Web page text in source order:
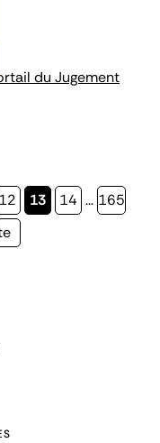
du Jugement
Page
12
Page
13 Page
14 … Page
165